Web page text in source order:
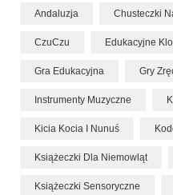
Andaluzja Chusteczki
CzuCzu Edukacyjne
Gra Edukacyjna Gry
Instrumenty Muzyczne
Kicia Kocia I Nunuś
Książeczki Dla Niemowląt
Książeczki Sensoryczne